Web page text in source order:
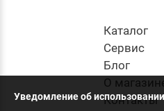
Каталог
Cервис
Блог
О
Контакты
Уведомление об